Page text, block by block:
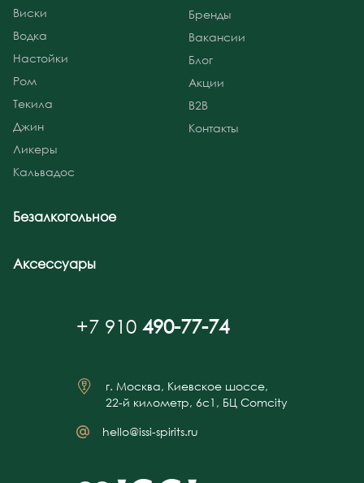
Виски
Водка
Настойки
Ром
Текила
Джин
Ликеры
Кальвадос
Безалкогольное
Аксессуары
Бренды
Вакансии
Блог
Акции
B2B
Контакты
+7 910 490-77-74
г. Москва, Киевское шоссе,
22-й километр, 6с1, БЦ Comcity
hello@issi-spirits.ru